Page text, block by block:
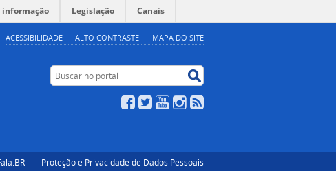
ACESSIBILIDADE ALTO CONTRASTE MAPA DO SITE
informação Legislação Canais
Buscar no portal
Facebook
TwitterYouTubeInstagram
Proteção e Privacidade de Dados Pessoais